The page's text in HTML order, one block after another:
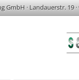
GmbH · Landauerstr. 19·